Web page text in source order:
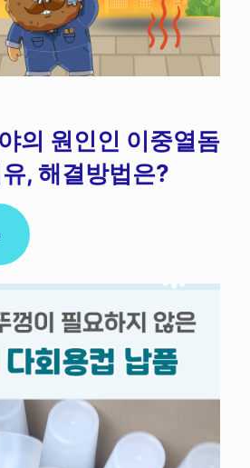
의 원인인 이중열돔
, 해결방법은?